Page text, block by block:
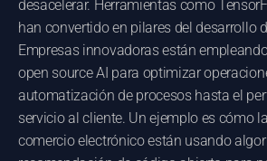
desacelerar. Herramientas como
han convertido en pilares del desarrollo
Empresas innovadoras están
open source AI para optimizar
automatización de procesos hasta el
servicio al cliente. Un ejemplo es cómo
comercio electrónico están usando